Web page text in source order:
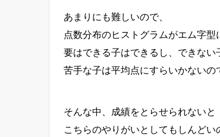
あまりにも難しいので、
点数分布のヒストグラムがエム字型
要はできる子はできるし、できない
苦手な子は平均点にすらいかないの
そんな中、成績をとらせられないと
こちらのやりがいとしてもしんどい